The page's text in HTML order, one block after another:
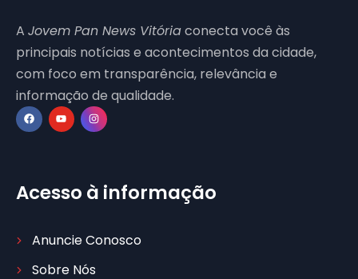
A Jovem Pan News Vitóriaconecta você às
principais notícias e acontecimentos da cidade,
com foco em transparência, relevância e
informação de qualidade.
Acesso à informação
Anuncie Conosco
Sobre Nós